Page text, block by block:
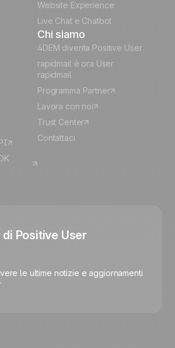
Website Experience
Live Chat e Chatbot
Chi siamo
4DEM diventa Positive User
rapidmail è ora User
rapidmail
Programma Partner
Lavora con noi
Trust Center
Contattaci
Positive User
le ultime notizie e aggiornamenti